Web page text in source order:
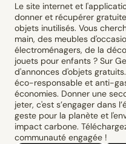
Le site internet et
donner et récupérer
objets inutilisés. Vous
main, des meubles
électroménagers, de la
jouets pour enfants ? Sur
d'annonces d'objets
éco-responsable et anti-
économies. Donner une
jeter, c'est s’engager dans
geste pour la planète et
impact carbone.
communauté engagée !